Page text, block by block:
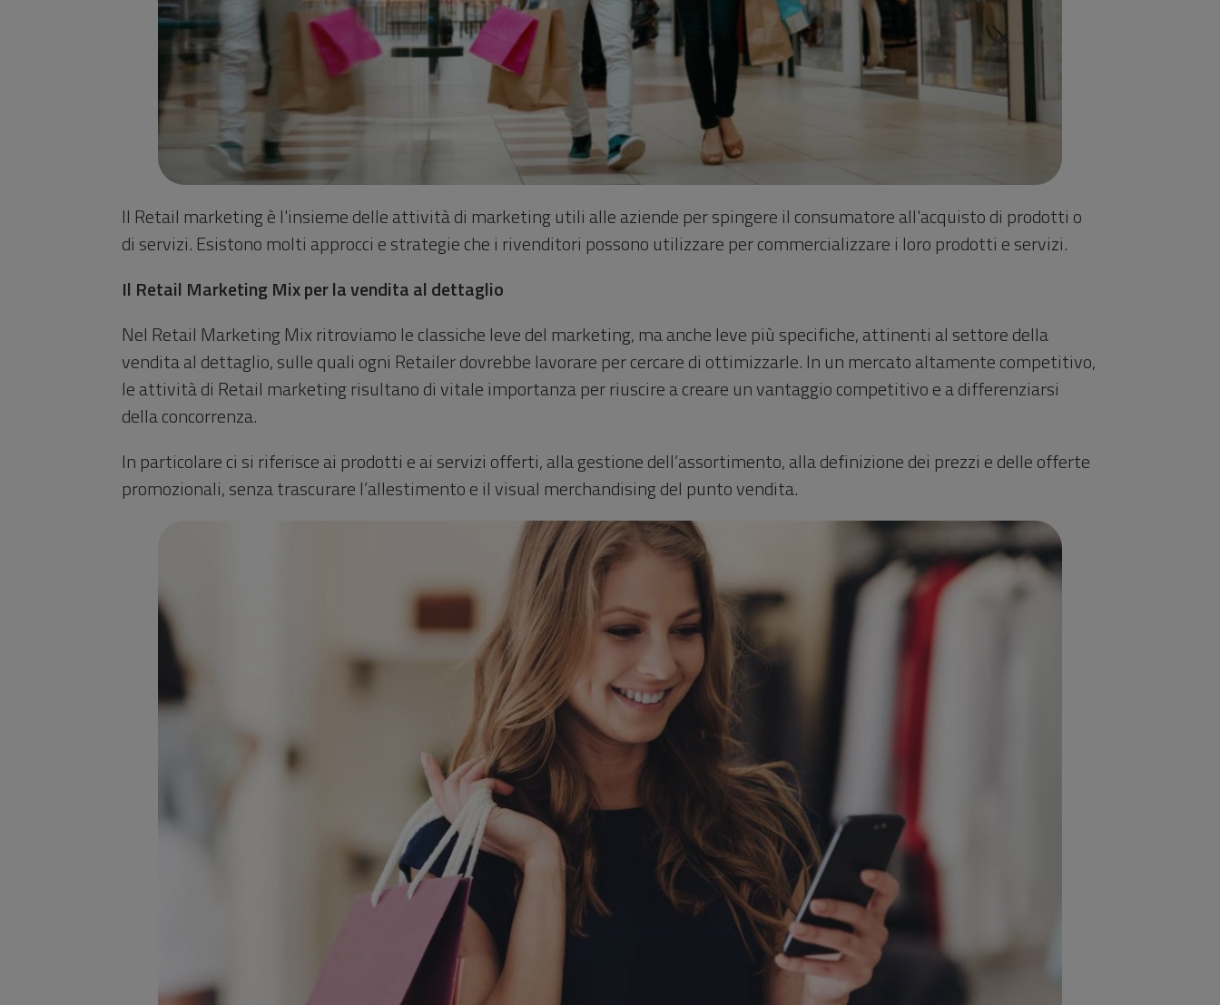
Il Retail marketing è l'insieme delle attività di marketing utili alle aziende per spingere il consumatore all'acquisto di prodotti o
di servizi. Esistono molti approcci e strategie che i rivenditori possono utilizzare per commercializzare i loro prodotti e servizi.
Il Retail Marketing Mix per la vendita al dettaglio
Nel Retail Marketing Mix ritroviamo le classiche leve del marketing, ma anche leve più specifiche, attinenti al settore della
vendita al dettaglio, sulle quali ogni Retailer dovrebbe lavorare per cercare di ottimizzarle. In un mercato altamente competitivo,
le attività di Retail marketing risultano di vitale importanza per riuscire a creare un vantaggio competitivo e a differenziarsi
della concorrenza.
In particolare ci si riferisce ai prodotti e ai servizi offerti, alla gestione dell’assortimento, alla definizione dei prezzi e delle offerte
promozionali, senza trascurare l’allestimento e il visual merchandising del punto vendita.